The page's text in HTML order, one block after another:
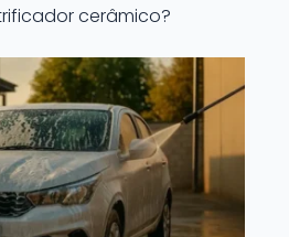
cerâmico?